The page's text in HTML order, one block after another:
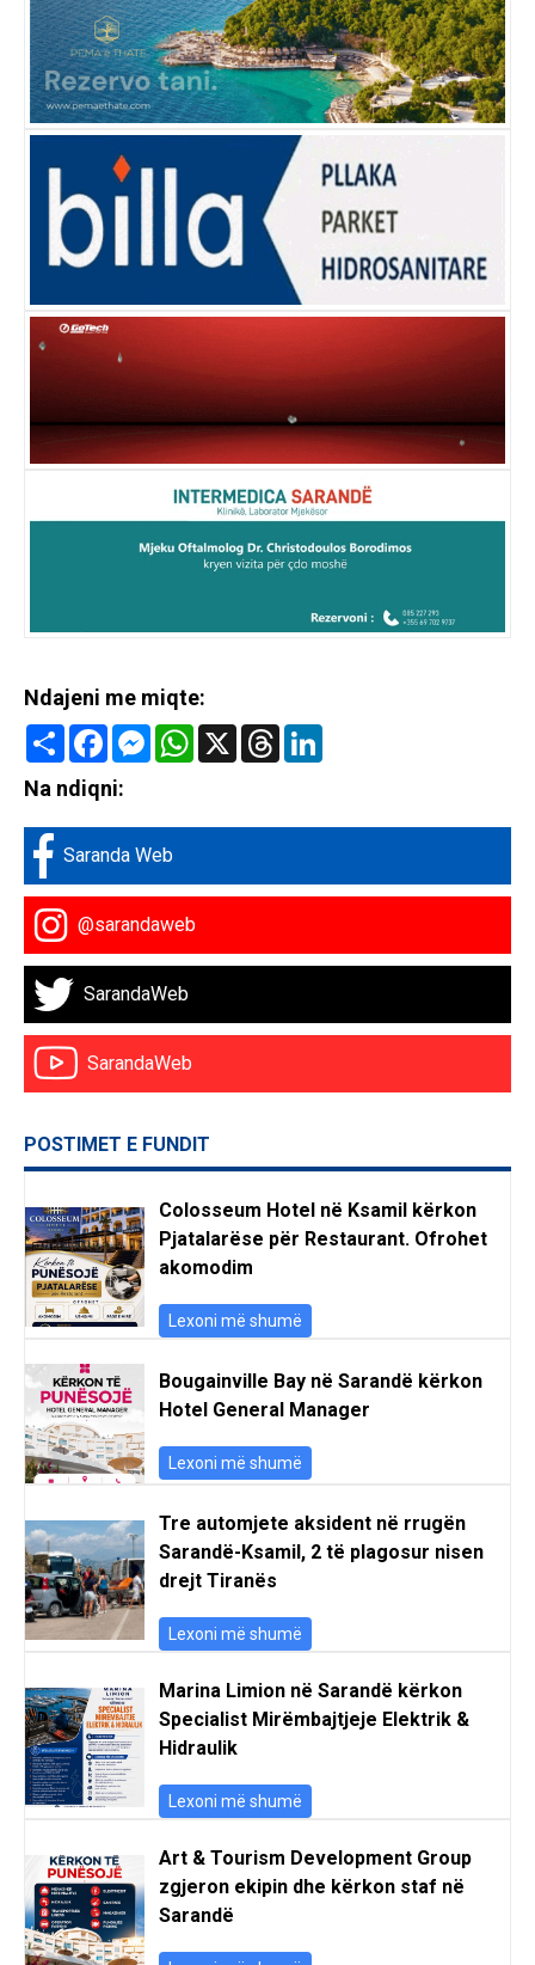
Ndajeni me miqte:
Share FacebookMessenger
WhatsApp
X Threads
Na ndiqni:
Saranda Web
@sarandaweb
SarandaWeb
SarandaWeb
POSTIMET E FUNDIT
Colosseum Hotel në Ksamil kërkon
Pjatalarëse për Restaurant. Ofrohet
akomodim
Lexoni më shumë
Bougainville Bay në Sarandë kërkon
Hotel General Manager
Lexoni më shumë
Tre automjete aksident në rrugën
Sarandë-Ksamil, 2 të plagosur nisen
drejt Tiranës
Lexoni më shumë
Marina Limion në Sarandë kërkon
Specialist Mirëmbajtjeje Elektrik &
Hidraulik
Lexoni më shumë
Art & Tourism Development Group
zgjeron ekipin dhe kërkon staf në
Sarandë